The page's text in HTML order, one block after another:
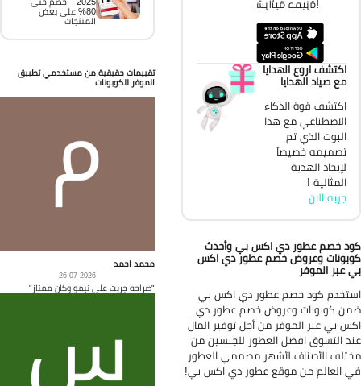
شرائية مميزة!
اكتشف اروع الهدايا
مع صياد الهدايا
اكتشف قوة الذكاء
الاصطناعي مع هذا
البوت الذي تم
تصميمه خصيصاً
لإيجاد الهدية
المثالية !
جربه الان
خصم عطور دي اكس بي وأحدث
وعروض خصم عطور دي اكس
عبر الموفر
كود خصم عطور دي اكس بي
كوبونات وعروض خصم عطور دي
بي عبر الموفر من أجل توفير المال
التسوق افضل العطور للجنسين من
الأصناف لأشهر مصممي العطور
العالم من موقع عطور دي اكس بي!
80% على بعض
المنتجات
تقييمات حقيقية من مستخدمي تطبيق
الموفر للكوبونات
محمد احمد
26-07-2026
"صراحه جربت على تيمو وكان ممتاز"